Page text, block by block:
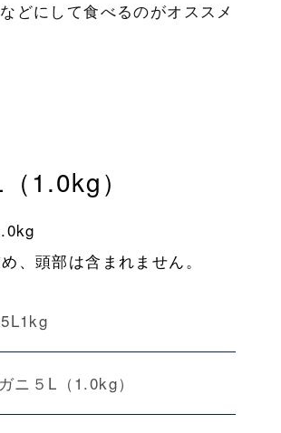
どにして食べるのがオススメ
1.0kg）
、頭部は含まれません。
ニ５L（1.0kg）